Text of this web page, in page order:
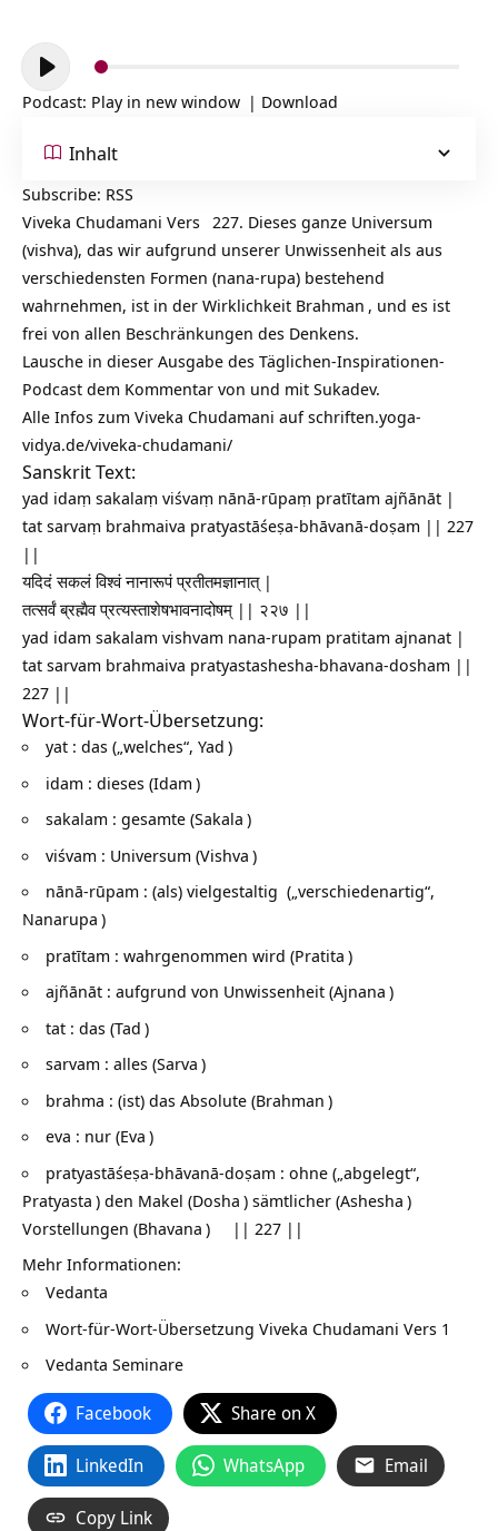
Audio-
Player
Podcast: Play in new window | Download
Inhalt
Subscribe: RSS
Viveka Chudamani Vers 227. Dieses ganze Universum
(vishva), das wir aufgrund unserer Unwissenheit als aus
verschiedensten Formen (nana-rupa) bestehend
wahrnehmen, ist in der Wirklichkeit Brahman , und es ist
frei von allen Beschränkungen des Denkens.
Lausche in dieser Ausgabe des Täglichen-Inspirationen-
Podcast dem Kommentar von und mit Sukadev.
Alle Infos zum Viveka Chudamani aufschriften.yoga-
vidya.de/viveka-chudamani/
Sanskrit Text:
yad idaṃ sakalaṃ viśvaṃ nānā-rūpaṃ pratītam ajñānāt |
tat sarvaṃ brahmaiva pratyastāśeṣa-bhāvanā-doṣam || 227
||
यदिदं सकलं विश्वं नानारूपं प्रतीतमज्ञानात् |
तत्सर्वं ब्रह्मैव प्रत्यस्ताशेषभावनादोषम् || २२७ ||
yad idam sakalam vishvam nana-rupam pratitam ajnanat |
tat sarvam brahmaiva pratyastashesha-bhavana-dosham ||
227 ||
Wort-für-Wort-Übersetzung:
yat : das („welches“, Yad )
idam : dieses (Idam )
sakalam : gesamte (Sakala )
viśvam : Universum (Vishva )
nānā-rūpam : (als) vielgestaltig („verschiedenartig“,
Nanarupa )
pratītam : wahrgenommen wird (Pratita )
ajñānāt : aufgrund von Unwissenheit (Ajnana )
tat : das (Tad )
sarvam : alles (Sarva )
brahma : (ist) das Absolute (Brahman )
eva : nur (Eva )
pratyastāśeṣa-bhāvanā-doṣam : ohne („abgelegt“,
Pratyasta ) den Makel (Dosha ) sämtlicher (Ashesha )
Vorstellungen (Bhavana ) || 227 ||
Mehr Informationen:
Vedanta
Wort-für-Wort-Übersetzung Viveka Chudamani Vers 1
Vedanta Seminare
Facebook Share on X
LinkedIn WhatsApp Email
Copy Link